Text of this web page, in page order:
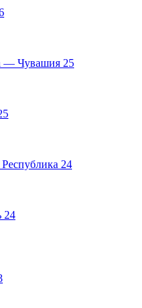
— Чувашия 25
24
24